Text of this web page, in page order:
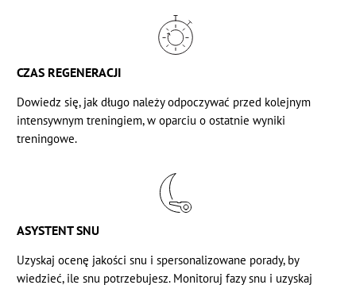
CZAS REGENERACJI
Dowiedz się, jak długo należy odpoczywać przed kolejnym
intensywnym treningiem, w oparciu o ostatnie wyniki
treningowe.
ASYSTENT SNU
Uzyskaj ocenę jakości snu i spersonalizowane porady, by
wiedzieć, ile snu potrzebujesz. Monitorujfazy snu i uzyskaj